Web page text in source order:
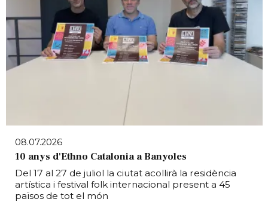
08.07.2026
10 anys d'Ethno Catalonia a Banyoles
Del 17 al 27 de juliol la ciutat acollirà la residència
artística i festival folk internacional present a 45
països de tot el món